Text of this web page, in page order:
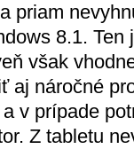
priam
8.1.
však
aj náročné
v prípade
Z tabletu